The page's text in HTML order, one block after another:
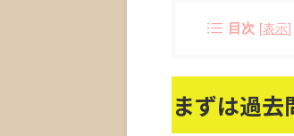
目次 [表示]
まずは過去